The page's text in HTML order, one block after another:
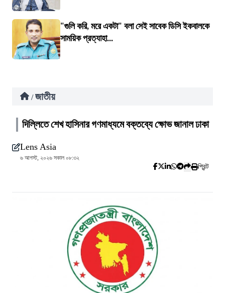
"গুলি করি, মরে একটা" বলা সেই সাবেক ডিসি ইকবালকে
সাময়িক প্রত্যাহা...
/ জাতীয়
দিল্লিতে শেখ হাসিনার গণমাধ্যমে বক্তব্যে ক্ষোভ জানাল ঢাকা
Lens Asia
৬ আগস্ট, ২০২৬ সকাল ০৮:৩২
প্রিন্ট